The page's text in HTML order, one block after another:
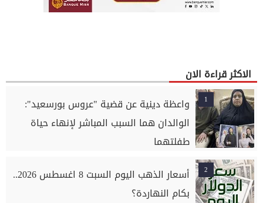
الاكثر قراءة الان
1
واعظة دينية عن قضية "عروس بورسعيد":
الوالدان هما السبب المباشر لإنهاء حياة
طفلتهما
2
أسعار الذهب اليوم السبت 8 اغسطس 2026..
بكام النهاردة؟